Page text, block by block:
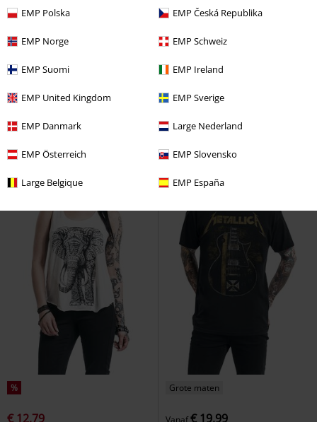
EMP Polska EMP Česká Republika
EMP Norge EMP Schweiz
EMP Suomi EMP Ireland
EMP United Kingdom EMP Sverige
EMP Danmark Large Nederland
EMP Österreich EMP Slovensko
Large Belgique EMP España
% Grote maten
Vanaf€ 32,99
T-shirt
€ 23,99
%
€ 12,79
Grote maten
Vanaf€ 19,99